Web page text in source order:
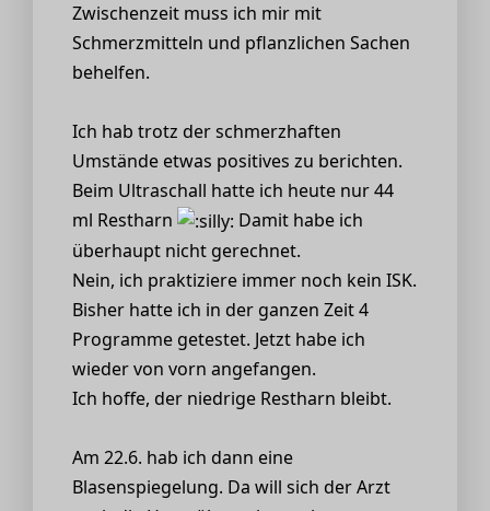
Zwischenzeit muss ich mir mit
Schmerzmitteln und pflanzlichen Sachen
behelfen.
Ich hab trotz der schmerzhaften
Umstände etwas positives zu berichten.
Beim Ultraschall hatte ich heute nur 44
ml Restharn
Damit habe ich
überhaupt nicht gerechnet.
Nein, ich praktiziere immer noch kein ISK.
Bisher hatte ich in der ganzen Zeit 4
Programme getestet. Jetzt habe ich
wieder von vorn angefangen.
Ich hoffe, der niedrige Restharn bleibt.
Am 22.6. hab ich dann eine
Blasenspiegelung. Da will sich der Arzt